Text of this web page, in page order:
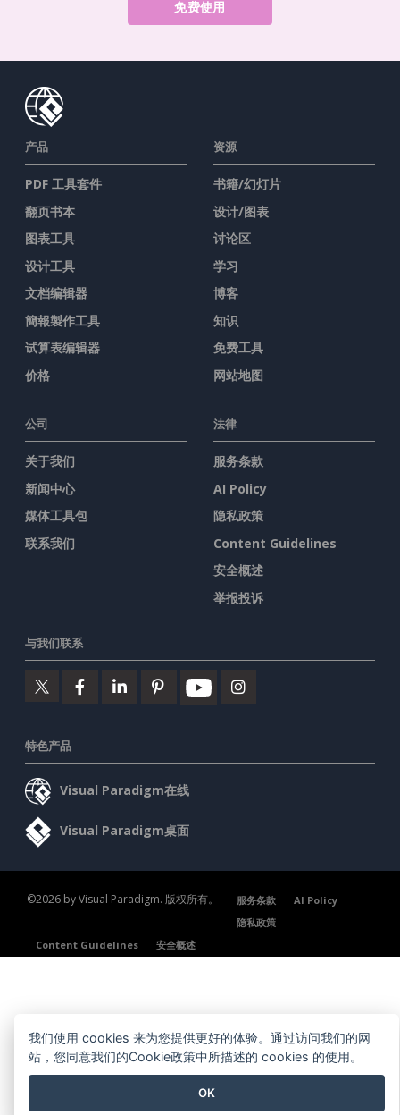
免费使用
产品
PDF 工具套件
翻页书本
图表工具
设计工具
文档编辑器
簡報製作工具
试算表编辑器
价格
资源
书籍/幻灯片
设计/图表
讨论区
学习
博客
知识
免费工具
网站地图
公司
关于我们
新闻中心
媒体工具包
联系我们
法律
服务条款
AI Policy
隐私政策
Content Guidelines
安全概述
举报投诉
与我们联系
特色产品
Visual Paradigm在线
Visual Paradigm桌面
©2026 by Visual Paradigm. 版权所有。 服务条款
AI Policy
隐私政策
Content Guidelines
安全概述
我们使用 cookies 来为您提供更好的体验。通过访问我们的网
站，您同意我们的Cookie政策中所描述的 cookies 的使用。
OK